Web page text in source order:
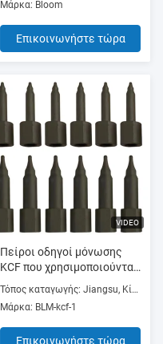
Μάρκα: Bloom
Επικοινωνήστε τώρα
VIDEO
Πείροι οδηγοί μόνωσης
KCF που χρησιμοποιούνται
για σημειακή συγκόλληση
Τόπος καταγωγής: Jiangsu, Κίνα (ηπειρωτική χώρα)
Μάρκα: BLM-kcf-1
Επικοινωνήστε τώρα